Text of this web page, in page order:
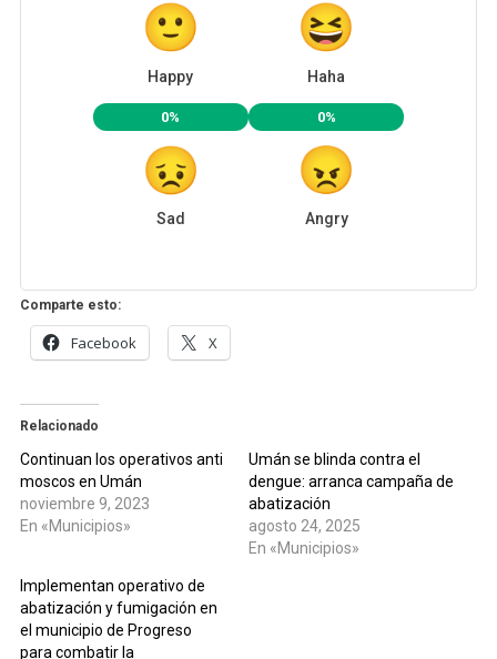
Happy Haha
0%
Sad
0%
Angry
Comparte esto:
Facebook X
Relacionado
Continuan los operativos anti
moscos en Umán
noviembre 9, 2023
En «Municipios»
Umán se blinda contra el
dengue: arranca campaña de
abatización
agosto 24, 2025
En «Municipios»
Implementan operativo de
abatización y fumigación en
el municipio de Progreso
para combatir la